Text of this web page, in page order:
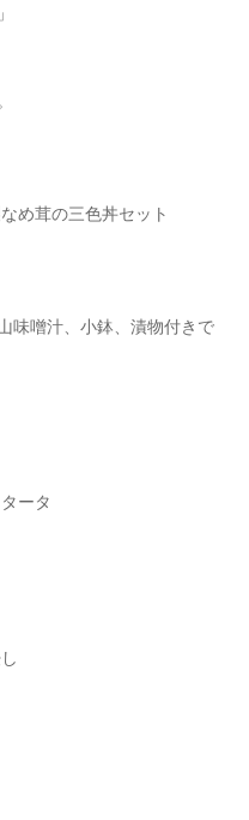
め茸の三色丼セット
味噌汁、小鉢、漬物付きで
ータ